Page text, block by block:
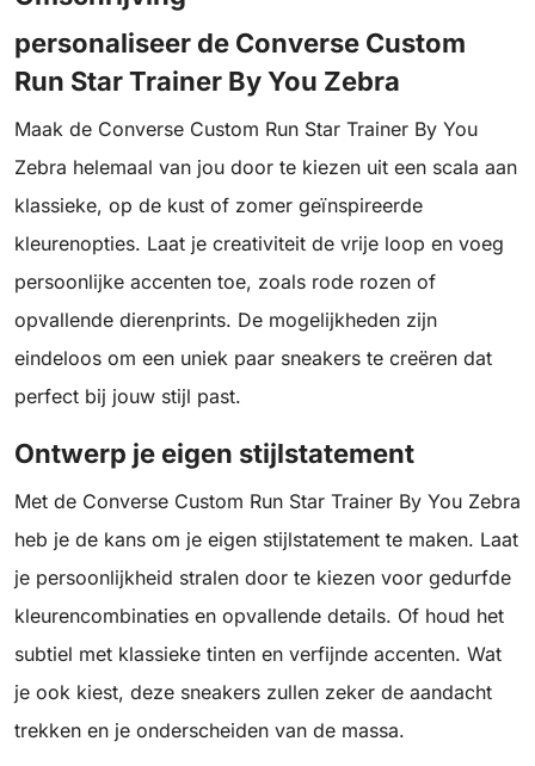
personaliseer de Converse Custom
Run Star Trainer By You Zebra
Maak de Converse Custom Run Star Trainer By You
Zebra helemaal van jou door te kiezen uit een scala aan
klassieke, op de kust of zomer geïnspireerde
kleurenopties. Laat je creativiteit de vrije loop en voeg
persoonlijke accenten toe, zoals rode rozen of
opvallende dierenprints. De mogelijkheden zijn
eindeloos om een uniek paar sneakers te creëren dat
perfect bij jouw stijl past.
Ontwerp je eigen stijlstatement
Met de Converse Custom Run Star Trainer By You Zebra
heb je de kans om je eigen stijlstatement te maken. Laat
je persoonlijkheid stralen door te kiezen voor gedurfde
kleurencombinaties en opvallende details. Of houd het
subtiel met klassieke tinten en verfijnde accenten. Wat
je ook kiest, deze sneakers zullen zeker de aandacht
trekken en je onderscheiden van de massa.